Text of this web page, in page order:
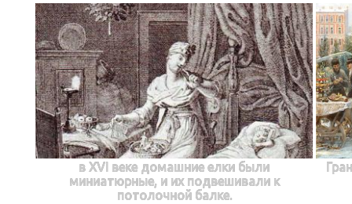
в XVI веке домашние елки были
миниатюрные, и их подвешивали к
потолочной балке.